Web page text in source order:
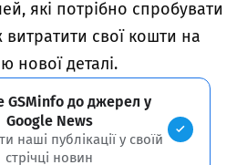
які потрібно спробувати
свої кошти на
нової деталі.
GSMinfo до джерел у
Google News
наші публікації у своїй
стрічці новин